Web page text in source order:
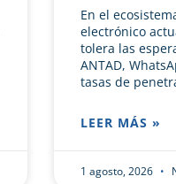
En el
electrónico
tolera las
ANTAD,
tasas de
LEER MÁS »
1 agosto, 2026